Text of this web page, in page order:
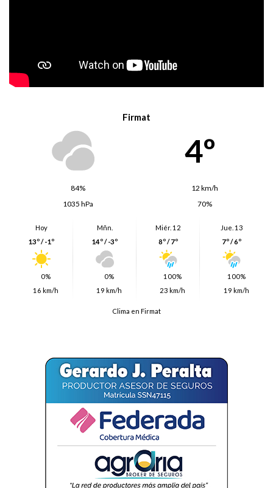
Firmat
4º
84%
12 km/h
1035 hPa
70%
Hoy
13º / -1º
0%
16 km/h
Mñn.
14º / -3º
0%
19 km/h
Miér. 12
8º / 7º
100%
23 km/h
Jue. 13
7º / 6º
100%
19 km/h
Clima en Firmat